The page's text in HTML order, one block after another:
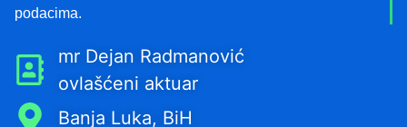
podacima.
mr Dejan Radmanović
ovlašćeni aktuar
Banja Luka, BiH